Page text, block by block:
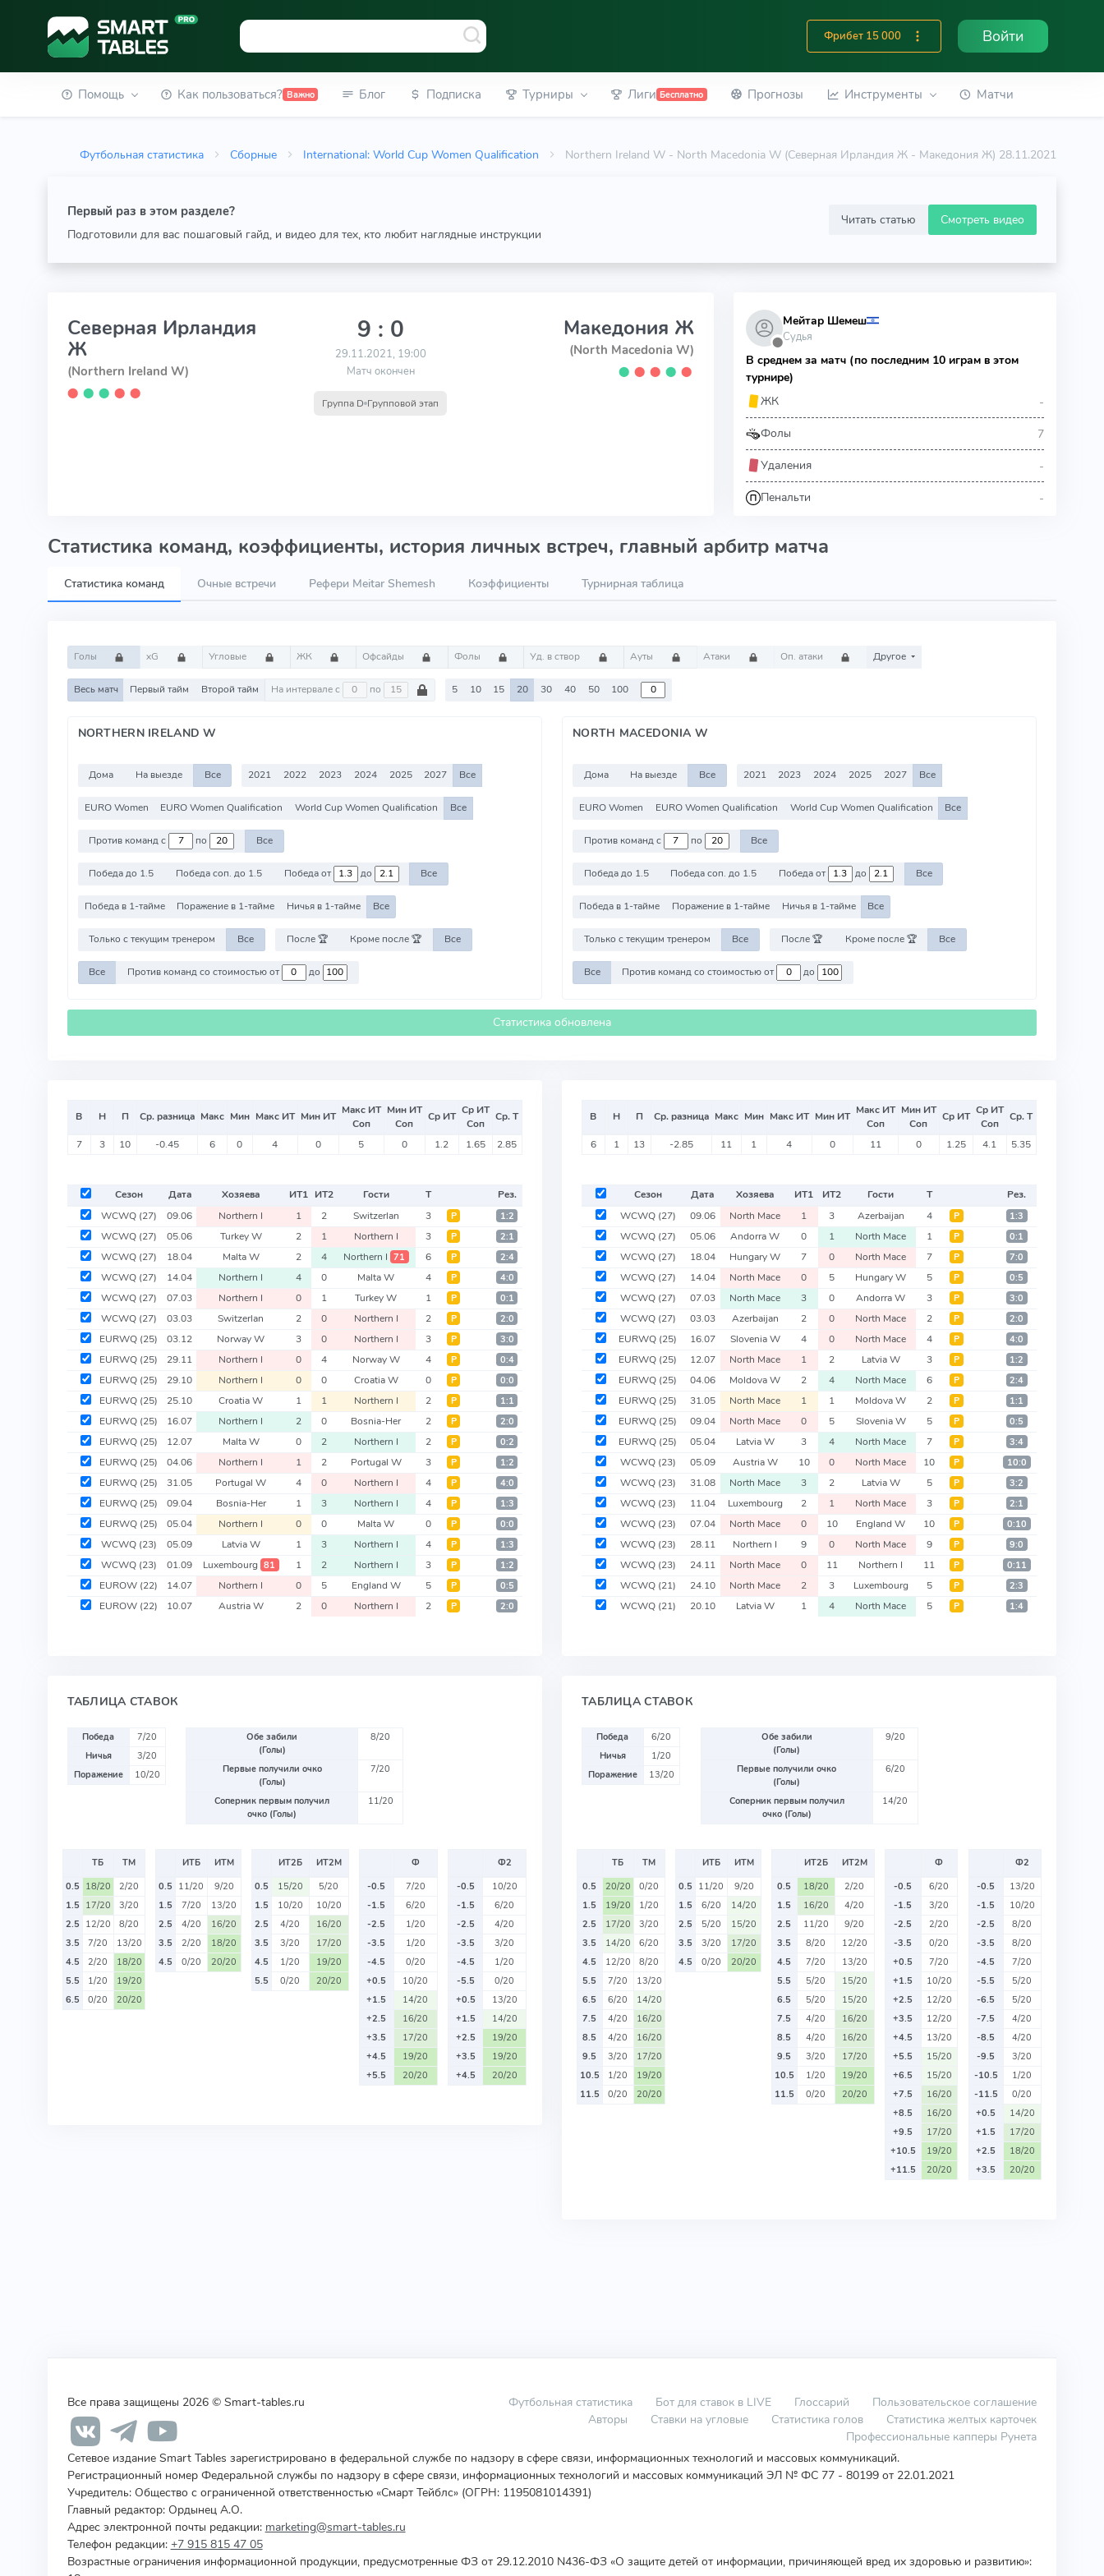
Фрибет 15 000 Войти
Помощь Как пользоваться? Важно Блог Подписка Турниры Лиги Бесплатно Прогнозы Инструменты Матчи
Футбольная статистика Сборные International: World Cup Women Qualification Northern Ireland W - North Macedonia W (Северная Ирландия Ж - Македония Ж) 28.11.2021
Первый раз в этом разделе?
Подготовили для вас пошаговый гайд, и видео для тех, кто любит наглядные инструкции
Читать статью Смотреть видео
Северная Ирландия
Ж
(Northern Ireland W)
⬤ ⬤ ⬤ ⬤ ⬤
9 : 0
29.11.2021, 19:00
Матч окончен
Группа D Групповой этап
Македония Ж
(North Macedonia W)
⬤ ⬤ ⬤ ⬤ ⬤
⬤
Мейтар Шемеш
Судья
В среднем за матч (по последним 10 играм в этом
турнире)
ЖК
-
Фолы 7
Удаления -
Пенальти -
Статистика команд, коэффициенты, история личных встреч, главный арбитр матча
Статистика команд Очные встречи Рефери Meitar Shemesh Коэффициенты Турнирная таблица
Голы xG Угловые ЖК Офсайды Фолы Уд. в створ Ауты Атаки Оп. атаки Другое
Весь матч Первый тайм Второй тайм На интервале с по 5 10 15 20 30 40 50 100
NORTHERN IRELAND W
Дома На выезде Все 2021 2022 2023 2024 2025 2027 Все
EURO Women EURO Women Qualification World Cup Women Qualification Все
Против команд с по Все
Победа до 1.5 Победа соп. до 1.5 Победа от до Все
Победа в 1-тайме Поражение в 1-тайме Ничья в 1-тайме Все
Только с текущим тренером Все После 🏆 Кроме после 🏆 Все
Все Против команд со стоимостью от до
NORTH MACEDONIA W
Дома На выезде Все 2021 2023 2024 2025 2027 Все
EURO Women EURO Women Qualification World Cup Women Qualification Все
Против команд с по Все
Победа до 1.5 Победа соп. до 1.5 Победа от до Все
Победа в 1-тайме Поражение в 1-тайме Ничья в 1-тайме Все
Только с текущим тренером Все После 🏆 Кроме после 🏆 Все
Все Против команд со стоимостью от до
Статистика обновлена
В Н П Ср. разница Макс Мин Макс ИТ Мин ИТ Макс ИТ
Соп
Мин ИТ
Соп
Ср ИТ Ср ИТ
Соп
Ср. Т
7 3 10 -0.45 6 0 4 0 5 0 1.2 1.65 2.85
Сезон Дата Хозяева ИТ1 ИТ2 Гости Т
Рез.
WCWQ (27) 09.06 Northern I 1 2 Switzerlan 3 Р 1:2
WCWQ (27) 05.06 Turkey W 2 1 Northern I 3 Р 2:1
WCWQ (27) 18.04 Malta W 2 4 Northern I 71 6 Р 2:4
WCWQ (27) 14.04 Northern I 4 0 Malta W 4 Р 4:0
WCWQ (27) 07.03 Northern I 0 1 Turkey W 1 Р 0:1
WCWQ (27) 03.03 Switzerlan 2 0 Northern I 2 Р 2:0
EURWQ (25) 03.12 Norway W 3 0 Northern I 3 Р 3:0
EURWQ (25) 29.11 Northern I 0 4 Norway W 4 Р 0:4
EURWQ (25) 29.10 Northern I 0 0 Croatia W 0 Р 0:0
EURWQ (25) 25.10 Croatia W 1 1 Northern I 2 Р 1:1
EURWQ (25) 16.07 Northern I 2 0 Bosnia-Her 2 Р 2:0
EURWQ (25) 12.07 Malta W 0 2 Northern I 2 Р 0:2
EURWQ (25) 04.06 Northern I 1 2 Portugal W 3 Р 1:2
EURWQ (25) 31.05 Portugal W 4 0 Northern I 4 Р 4:0
EURWQ (25) 09.04 Bosnia-Her 1 3 Northern I 4 Р 1:3
EURWQ (25) 05.04 Northern I 0 0 Malta W 0 Р 0:0
WCWQ (23) 05.09 Latvia W 1 3 Northern I 4 Р 1:3
WCWQ (23) 01.09 Luxembourg 81 1 2 Northern I 3 Р 1:2
EUROW (22) 14.07 Northern I 0 5 England W 5 Р 0:5
EUROW (22) 10.07 Austria W 2 0 Northern I 2 Р 2:0
ТАБЛИЦА СТАВОК
Победа
7/20
Ничья
3/20
Поражение
10/20
Обе забили
(Голы)
8/20
Первые получили очко
(Голы)
7/20
Соперник первым получил
очко (Голы)
11/20
ТБ
ТМ
0.5 18/20
2/20
1.5 17/20
3/20
2.5 12/20
8/20
3.5
7/20
13/20
4.5
2/20
18/20
5.5
1/20
19/20
6.5
0/20 20/20
ИТБ
ИТМ
0.5 11/20
9/20
1.5
7/20
13/20
2.5
4/20
16/20
3.5
2/20
18/20
4.5
0/20 20/20
ИТ2Б
ИТ2М
0.5
15/20
5/20
1.5
10/20
10/20
2.5
4/20
16/20
3.5
3/20
17/20
4.5
1/20
19/20
5.5
0/20 20/20
Ф
-0.5
7/20
-1.5
6/20
-2.5
1/20
-3.5
1/20
-4.5
0/20
+0.5
10/20
+1.5
14/20
+2.5
16/20
+3.5
17/20
+4.5
19/20
+5.5
20/20
Ф2
-0.5
10/20
-1.5
6/20
-2.5
4/20
-3.5
3/20
-4.5
1/20
-5.5
0/20
+0.5
13/20
+1.5
14/20
+2.5
19/20
+3.5
19/20
+4.5
20/20
В Н П Ср. разница Макс Мин Макс ИТ Мин ИТ Макс ИТ
Соп
Мин ИТ
Соп
Ср ИТ Ср ИТ
Соп
Ср. Т
6 1 13 -2.85 11 1 4 0 11 0 1.25 4.1 5.35
Сезон Дата Хозяева ИТ1 ИТ2 Гости Т
Рез.
WCWQ (27) 09.06 North Mace 1 3 Azerbaijan 4 Р 1:3
WCWQ (27) 05.06 Andorra W 0 1 North Mace 1 Р 0:1
WCWQ (27) 18.04 Hungary W 7 0 North Mace 7 Р 7:0
WCWQ (27) 14.04 North Mace 0 5 Hungary W 5 Р 0:5
WCWQ (27) 07.03 North Mace 3 0 Andorra W 3 Р 3:0
WCWQ (27) 03.03 Azerbaijan 2 0 North Mace 2 Р 2:0
EURWQ (25) 16.07 Slovenia W 4 0 North Mace 4 Р 4:0
EURWQ (25) 12.07 North Mace 1 2 Latvia W 3 Р 1:2
EURWQ (25) 04.06 Moldova W 2 4 North Mace 6 Р 2:4
EURWQ (25) 31.05 North Mace 1 1 Moldova W 2 Р 1:1
EURWQ (25) 09.04 North Mace 0 5 Slovenia W 5 Р 0:5
EURWQ (25) 05.04 Latvia W 3 4 North Mace 7 Р 3:4
WCWQ (23) 05.09 Austria W 10 0 North Mace 10 Р 10:0
WCWQ (23) 31.08 North Mace 3 2 Latvia W 5 Р 3:2
WCWQ (23) 11.04 Luxembourg 2 1 North Mace 3 Р 2:1
WCWQ (23) 07.04 North Mace 0 10 England W 10 Р 0:10
WCWQ (23) 28.11 Northern I 9 0 North Mace 9 Р 9:0
WCWQ (23) 24.11 North Mace 0 11 Northern I 11 Р 0:11
WCWQ (21) 24.10 North Mace 2 3 Luxembourg 5 Р 2:3
WCWQ (21) 20.10 Latvia W 1 4 North Mace 5 Р 1:4
ТАБЛИЦА СТАВОК
Победа
6/20
Ничья
1/20
Поражение
13/20
Обе забили
(Голы)
9/20
Первые получили очко
(Голы)
6/20
Соперник первым получил
очко (Голы)
14/20
ТБ
ТМ
0.5
20/20
0/20
1.5
19/20
1/20
2.5
17/20
3/20
3.5
14/20
6/20
4.5
12/20
8/20
5.5
7/20
13/20
6.5
6/20
14/20
7.5
4/20
16/20
8.5
4/20
16/20
9.5
3/20
17/20
10.5
1/20
19/20
11.5
0/20 20/20
ИТБ
ИТМ
0.5 11/20
9/20
1.5
6/20
14/20
2.5
5/20
15/20
3.5
3/20
17/20
4.5
0/20 20/20
ИТ2Б
ИТ2М
0.5
18/20
2/20
1.5
16/20
4/20
2.5
11/20
9/20
3.5
8/20
12/20
4.5
7/20
13/20
5.5
5/20
15/20
6.5
5/20
15/20
7.5
4/20
16/20
8.5
4/20
16/20
9.5
3/20
17/20
10.5
1/20
19/20
11.5
0/20 20/20
Ф
-0.5
6/20
-1.5
3/20
-2.5
2/20
-3.5
0/20
+0.5
7/20
+1.5
10/20
+2.5
12/20
+3.5
12/20
+4.5
13/20
+5.5
15/20
+6.5
15/20
+7.5
16/20
+8.5
16/20
+9.5
17/20
+10.5
19/20
+11.5
20/20
Ф2
-0.5
13/20
-1.5
10/20
-2.5
8/20
-3.5
8/20
-4.5
7/20
-5.5
5/20
-6.5
5/20
-7.5
4/20
-8.5
4/20
-9.5
3/20
-10.5
1/20
-11.5
0/20
+0.5
14/20
+1.5
17/20
+2.5
18/20
+3.5
20/20
Все права защищены 2026 © Smart-tables.ru Футбольная статистика Бот для ставок в LIVE Глоссарий
Пользовательское соглашение
Авторы
Ставки на угловые Статистика голов
Статистика желтых карточек
Профессиональные капперы Рунета
Сетевое издание Smart Tables зарегистрировано в федеральной службе по надзору в сфере связи, информационных технологий и массовых коммуникаций.
Регистрационный номер Федеральной службы по надзору в сфере связи, информационных технологий и массовых коммуникаций ЭЛ № ФС 77 - 80199 от 22.01.2021
Учредитель: Общество с ограниченной ответственностью «Смарт Тейблс» (ОГРН: 1195081014391)
Главный редактор: Ордынец А.О.
Адрес электронной почты редакции: marketing@smart-tables.ru
Телефон редакции: +7 915 815 47 05
Возрастные ограничения информационной продукции, предусмотренные ФЗ от 29.12.2010 N436-ФЗ «О защите детей от информации, причиняющей вред их здоровью и развитию»: